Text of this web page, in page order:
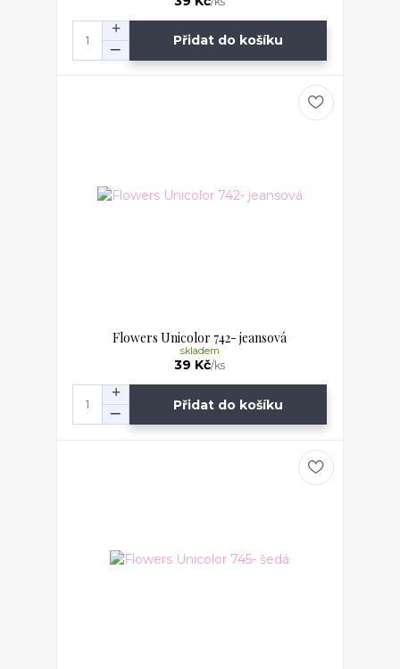
Přidat do košíku
Flowers Unicolor 742- jeansová
39 Kč/ks
skladem
Přidat do košíku